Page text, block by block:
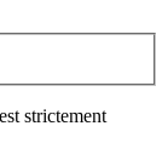
strictement